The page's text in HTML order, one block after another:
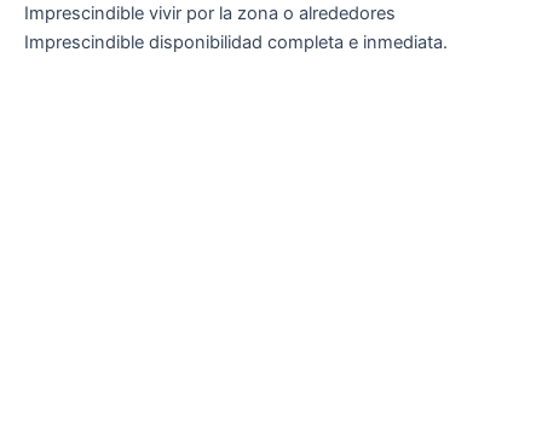
Imprescindible vivir por la zona o alrededores
Imprescindible disponibilidad completa e inmediata.